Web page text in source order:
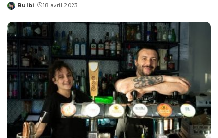
Posted
Bulbi 18 avril 2023